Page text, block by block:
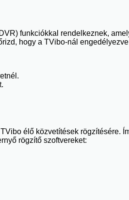
funkciókkal rendelkeznek,
hogy a TVibo-nál
élő közvetítések rögzítésére.
rögzítő szoftvereket: